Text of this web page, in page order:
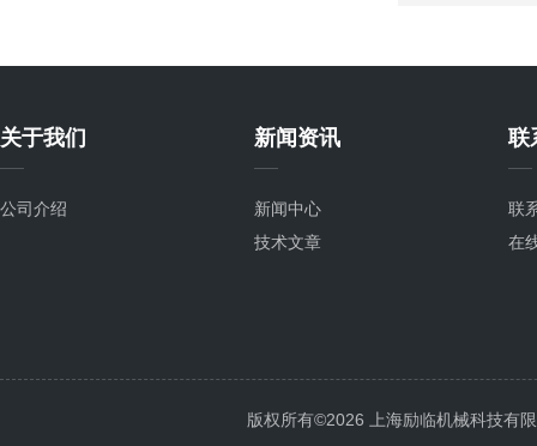
关于我们
公司介绍
新闻资讯
新闻中心
技术文章
联
联
在
版权所有©2026 上海励临机械科技有